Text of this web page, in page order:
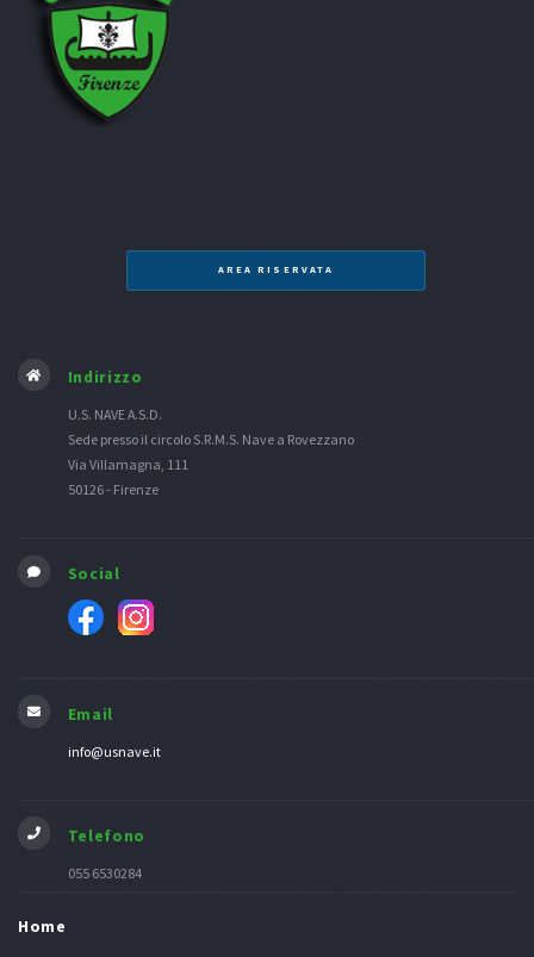
AREA RISERVATA
Indirizzo
U.S. NAVE A.S.D.
Sede presso il circolo S.R.M.S. Nave a Rovezzano
Via Villamagna, 111
50126 - Firenze
Social
Email
info@usnave.it
Telefono
055 6530284
Home